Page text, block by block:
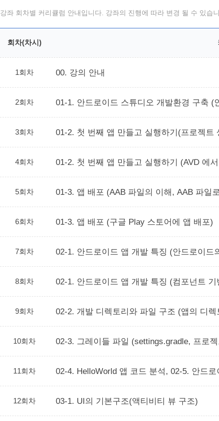
강좌 회차별 커리큘럼 안내입니다. 강좌의 진행에 따라 변경 될 수 있습
회차(차시)
1회차 00. 강의 안내
2회차 01-1. 안드로이드 스튜디오 개발환경 구축
3회차 01-2. 첫 번째 앱 만들고 실행하기(프로젝트
4회차 01-2. 첫 번째 앱 만들고 실행하기 (AVD 에
5회차 01-3. 앱 배포 (AAB 파일의 이해, AAB 파일
6회차 01-3. 앱 배포 (구글 Play 스토어에 앱 배포)
7회차 02-1. 안드로이드 앱 개발 특징 (안드로이
8회차 02-1. 안드로이드 앱 개발 특징 (컴포넌트
9회차 02-2. 개발 디렉토리와 파일 구조 (앱의 디
10회차 02-3. 그레이들 파일 (settings.gradle, 프로
11회차 02-4. HelloWorld 앱 코드 분석, 02-5. 안드로
12회차 03-1. UI의 기본구조(액티비티 뷰 구조)